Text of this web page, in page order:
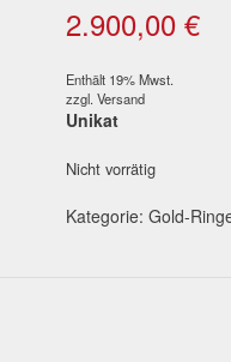
2.900,00 €
Enthält 19% Mwst.
zzgl. Versand
Unikat
Nicht vorrätig
Kategorie: Gold-